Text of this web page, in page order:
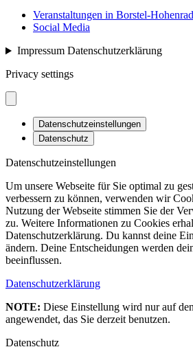
Veranstaltungen in Borstel-
Social Media
Impressum Datenschutzerklärung
Privacy settings
Datenschutzeinstellungen
Datenschutz
Datenschutzeinstellungen
Um unsere Webseite für Sie optimal zu
verbessern zu können, verwenden wir
Nutzung der Webseite stimmen Sie der
zu. Weitere Informationen zu Cookies
Datenschutzerklärung. Du kannst deine
ändern. Deine Entscheidungen werden
beeinflussen.
Datenschutzerklärung
NOTE: Diese Einstellung wird nur auf
angewendet, das Sie derzeit benutzen.
Datenschutz